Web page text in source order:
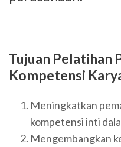
Tujuan Pelatihan
Kompetensi
Meningkatkan
kompetensi inti
Mengembangkan